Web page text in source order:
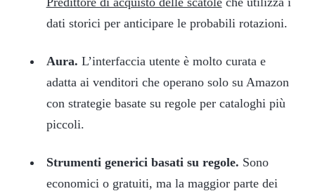
dati storici per anticipare le probabili rotazioni.
Aura. L’interfaccia utente è molto curata e
adatta ai venditori che operano solo su Amazon
con strategie basate su regole per cataloghi più
piccoli.
Strumenti generici basati su regole. Sono
economici o gratuiti, ma la maggior parte dei